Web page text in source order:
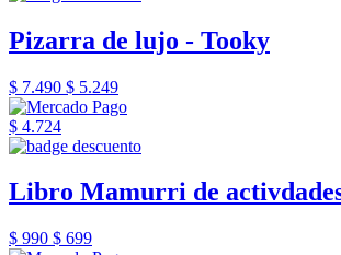
Pizarra de lujo - Tooky
$ 7.490 $ 5.249
$ 4.724
Libro Mamurri de
$ 990 $ 699